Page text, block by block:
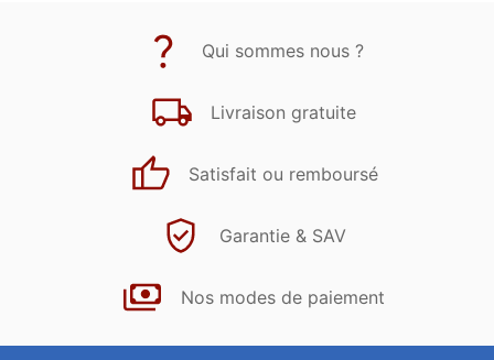
Qui sommes nous ?
Livraison gratuite
Satisfait ou remboursé
Garantie & SAV
Nos modes de paiement